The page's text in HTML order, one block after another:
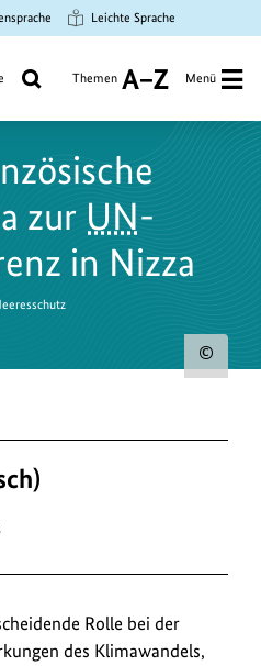
Leichte Sprache
Themen
A
Z
Menü
zur UN-
in Nizza
Bild
Rolle bei der
des Klimawandels,